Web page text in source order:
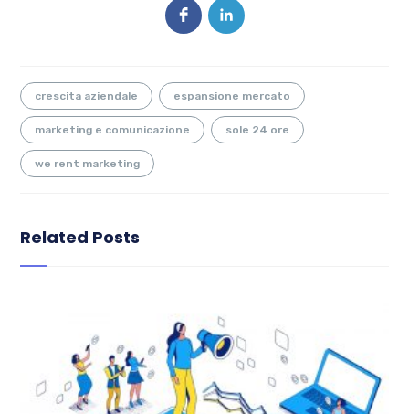
crescita aziendale espansione mercato
marketing e comunicazione sole 24 ore
we rent marketing
Related Posts